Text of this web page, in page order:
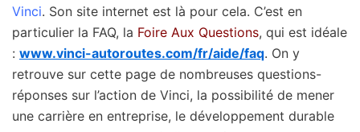
Vinci. Son site internet est là pour cela. C’est en
particulier la FAQ, la Foire Aux Questions, qui est idéale
: www.vinci-autoroutes.com/fr/aide/faq. On y
retrouve sur cette page de nombreuses questions-
réponses sur l’action de Vinci, la possibilité de mener
une carrière en entreprise, le développement durable